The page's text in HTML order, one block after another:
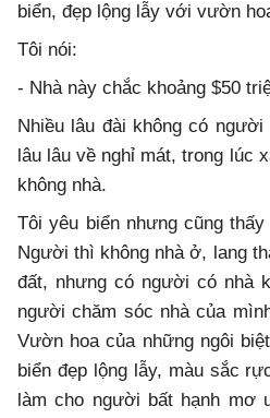
biển, đẹp lộng lẫy với vườn
Tôi nói:
- Nhà này chắc khoảng $50
Nhiều lâu đài không có
lâu lâu về nghỉ mát, trong lúc
không nhà.
Tôi yêu biển nhưng cũng
Người thì không nhà ở, lang
đất, nhưng có người có nhà
người chăm sóc nhà của
Vườn hoa của những ngôi
biển đẹp lộng lẫy, màu sắc
làm cho người bất hạnh mơ